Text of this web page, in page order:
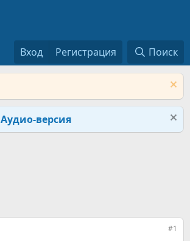
Вход Регистрация Поиск
Аудио-версия
#1